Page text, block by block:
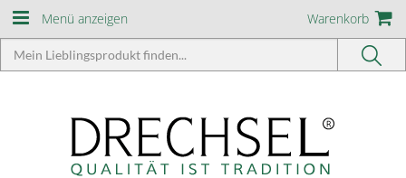
Menü anzeigen Warenkorb